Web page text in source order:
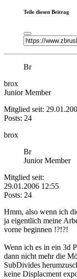
Teile diesen Beitrag
Br
brox
Junior Member
Mitglied seit:
Posts: 24
brox
Br
Junior Member
Mitglied seit:
29.01.2006 12:55
Posts: 24
Hmm, also wenn ich
ja eigentlich meine
vorne beginnen !?!?!
Wenn ich es in ein 3d
dann nicht mehr die
SubDivides
keine Displacment